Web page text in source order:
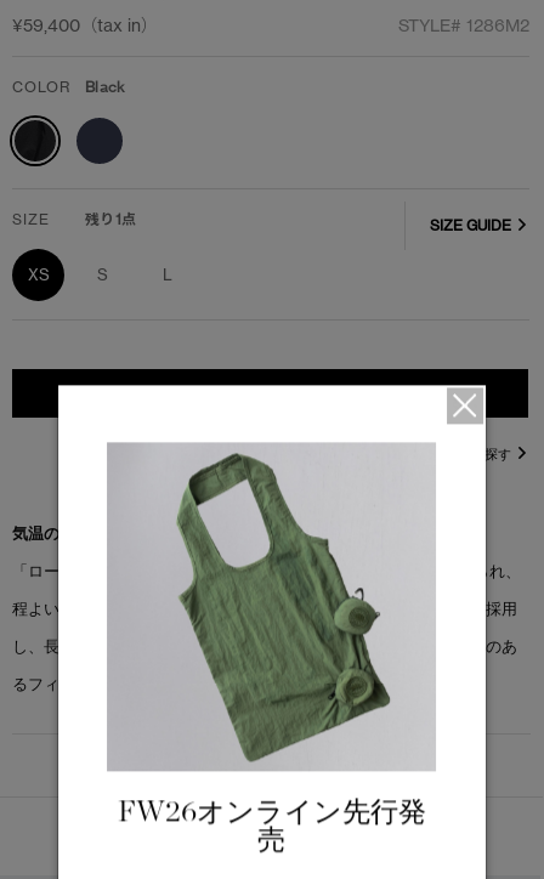
¥59,400（tax in） STYLE# 1286M2
COLOR Black
SIZE 残り1点
XS S L
SIZE GUIDE
直営店在庫を探す
気温の変化に対応できる、上質なミッドウェイトレイヤー。
「ローヴ クルー」は、オーガニックコットンテリー素材で仕立てられ、
程よい重みと滑らかな肌触りを実現。縫い目にはツインステッチを採用
し、長く愛用しても形崩れしにくい仕様です。あえてリラックス感のあ
るフィットで、胸に刺繍をあしらっています。
DETAIL
あなたへのおすすめ
FW26オンライン先行発
売